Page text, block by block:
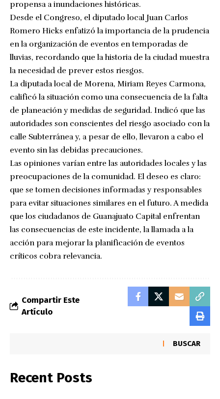
propensa a inundaciones históricas.
Desde el Congreso, el diputado local Juan Carlos
Romero Hicks enfatizó la importancia de la prudencia
en la organización de eventos en temporadas de
lluvias, recordando que la historia de la ciudad muestra
la necesidad de prever estos riesgos.
La diputada local de Morena, Miriam Reyes Carmona,
calificó la situación como una consecuencia de la falta
de planeación y medidas de seguridad. Indicó que las
autoridades son conscientes del riesgo asociado con la
calle Subterránea y, a pesar de ello, llevaron a cabo el
evento sin las debidas precauciones.
Las opiniones varían entre las autoridades locales y las
preocupaciones de la comunidad. El deseo es claro:
que se tomen decisiones informadas y responsables
para evitar situaciones similares en el futuro. A medida
que los ciudadanos de Guanajuato Capital enfrentan
las consecuencias de este incidente, la llamada a la
acción para mejorar la planificación de eventos
críticos cobra relevancia.
Compartir Este
Artículo
BUSCAR
Recent Posts